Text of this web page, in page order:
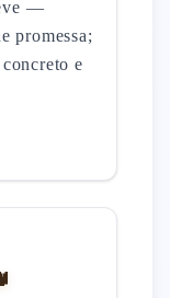
—
promessa;
e